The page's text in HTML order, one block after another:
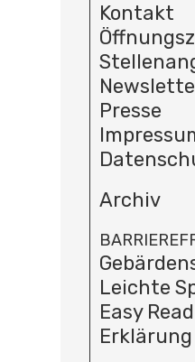
Kontakt
Presse
Archiv
Leichte
Easy Read